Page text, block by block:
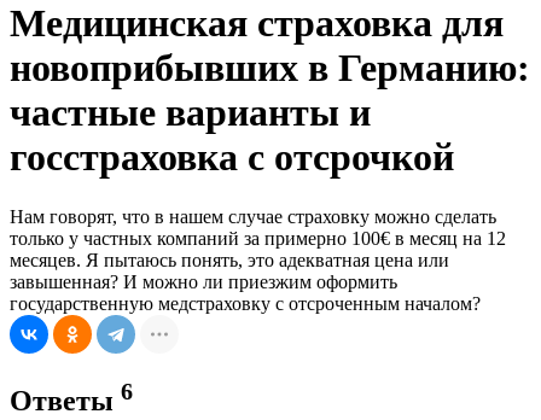
Медицинская страховка для
новоприбывших в Германию:
частные варианты и
госстраховка с отсрочкой
Нам говорят, что в нашем случае страховку можно сделать
только у частных компаний за примерно 100€ в месяц на 12
месяцев. Я пытаюсь понять, это адекватная цена или
завышенная? И можно ли приезжим оформить
государственную медстраховку с отсроченным началом?
Ответы 6